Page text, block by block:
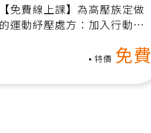
【免費線上課】為高壓族定做
的運動紓壓處方：加入行動、
增肌、互動元素，0基礎也能
免費